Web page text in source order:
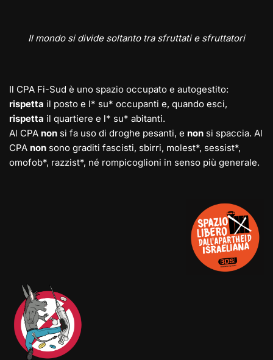
Il mondo si divide soltanto tra sfruttati e sfruttatori
Il CPA Fi-Sud è uno spazio occupato e autogestito:
rispetta il posto e l* su* occupanti e, quando esci,
rispetta il quartiere e l* su* abitanti.
Al CPA non si fa uso di droghe pesanti, e non si spaccia. Al
CPA non sono graditi fascisti, sbirri, molest*, sessist*,
omofob*, razzist*, né rompicoglioni in senso più generale.